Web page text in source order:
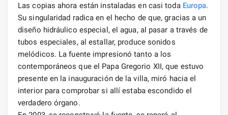
Las copias ahora están instaladas en casi toda Europa.
Su singularidad radica en el hecho de que, gracias a un
diseño hidráulico especial, el agua, al pasar a través de
tubos especiales, al estallar, produce sonidos
melódicos. La fuente impresionó tanto a los
contemporáneos que el Papa Gregorio XII, que estuvo
presente en la inauguración de la villa, miró hacia el
interior para comprobar si allí estaba escondido el
verdadero órgano.